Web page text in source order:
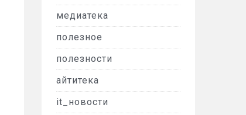
медиатека
полезное
полезности
айтитека
it_новости